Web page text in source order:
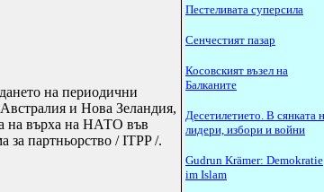
на периодични
и Нова Зеландия,
на върха на НАТО във
партньорство /ITPP /.
Пестеливата суперсила
Сенчестият пазар
Косовският възел на
Балканите
Десетилетието. В сянката
лидери, избори и войни
Gudrun Krämer: Demokratie
im Islam